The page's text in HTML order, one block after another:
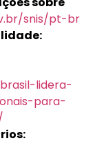
snis/pt-br
lidera-
para-